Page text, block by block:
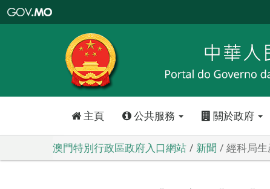
特
政
區
政
口
主頁 公共服務 關於政府
澳門特別行政區政府入口網站 新聞 經科局